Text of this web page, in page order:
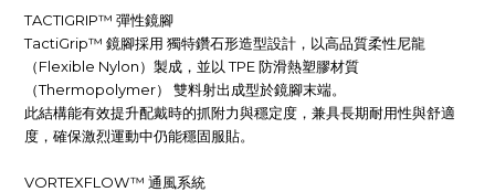
TACTIGRIP™ 彈性鏡腳
TactiGrip™ 鏡腳採用 獨特鑽石形造型設計，以高品質柔性尼龍
（Flexible Nylon）製成，並以 TPE 防滑熱塑膠材質
（Thermopolymer） 雙料射出成型於鏡腳末端。
此結構能有效提升配戴時的抓附力與穩定度，兼具長期耐用性與舒適
度，確保激烈運動中仍能穩固服貼。
VORTEXFLOW™ 通風系統